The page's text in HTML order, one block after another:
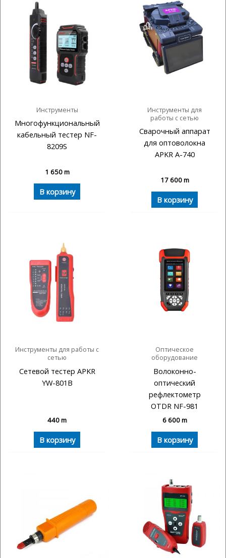
Инструменты
Многофункциональный
кабельный тестер NF-
8209S
1 650m
В корзину
Инструменты для
работы с сетью
Сварочный аппарат
для оптоволокна
APKR A-740
17 600m
В корзину
Инструменты для работы с
сетью
Сетевой тестер APKR
YW-801B
440m
В корзину
Оптическое
оборудование
Волоконно-
оптический
рефлектометр
OTDR NF-981
6 600m
В корзину